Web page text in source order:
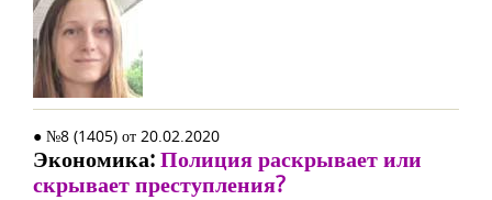
● №8 (1405) от 20.02.2020
Экономика:Полиция раскрывает или
скрывает преступления?